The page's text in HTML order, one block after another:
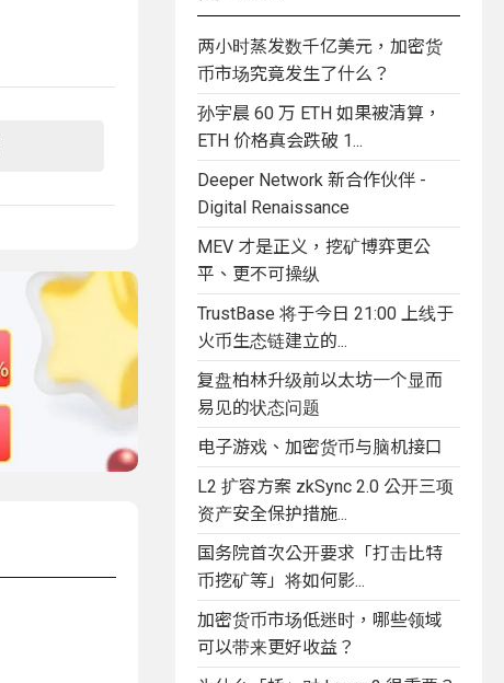
两小时蒸发数千亿美元，加密货
币市场究竟发生了什么？
孙宇晨 60 万 ETH 如果被清算，
ETH 价格真会跌破 1...
Deeper Network 新合作伙伴 -
Digital Renaissance
MEV 才是正义，挖矿博弈更公
平、更不可操纵
TrustBase 将于今日 21:00 上线于
火币生态链建立的...
复盘柏林升级前以太坊一个显而
易见的状态问题
电子游戏、加密货币与脑机接口
L2 扩容方案 zkSync 2.0 公开三项
资产安全保护措施...
国务院首次公开要求「打击比特
币挖矿等」将如何影...
加密货币市场低迷时，哪些领域
可以带来更好收益？